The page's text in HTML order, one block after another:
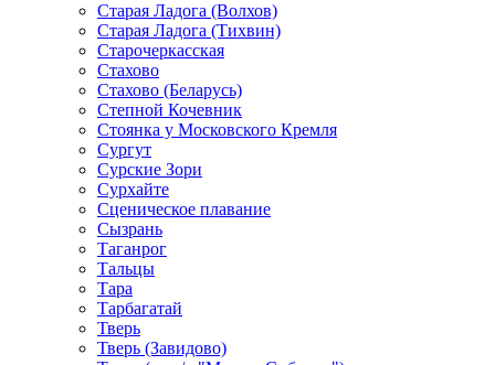
Старая Ладога (Волхов)
Старая Ладога (Тихвин)
Старочеркасская
Стахово
Стахово (Беларусь)
Степной Кочевник
Стоянка у Московского Кремля
Сургут
Сурские Зори
Сурхайте
Сценическое плавание
Сызрань
Таганрог
Тальцы
Тара
Тарбагатай
Тверь
Тверь (Завидово)